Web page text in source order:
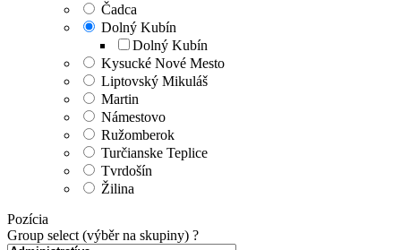
Čadca
Dolný Kubín
Dolný Kubín
Kysucké Nové Mesto
Liptovský Mikuláš
Martin
Námestovo
Ružomberok
Turčianske Teplice
Tvrdošín
Žilina
Pozícia
Group select (výběr na skupiny) ?